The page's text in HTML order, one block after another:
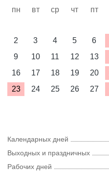
пн вт ср чт пт
2
3 4 5 6
9
10 11 12 13
16
17 18 19 20
23
24 25 26 27
Календарных дней
Выходных и праздничных
Рабочих дней